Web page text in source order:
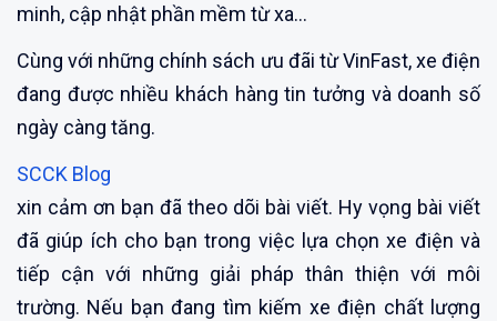
minh, cập nhật phần mềm từ xa…
Cùng với những chính sách ưu đãi từ VinFast, xe điện
đang được nhiều khách hàng tin tưởng và doanh số
ngày càng tăng.
SCCK Blog
xin cảm ơn bạn đã theo dõi bài viết. Hy vọng bài viết
đã giúp ích cho bạn trong việc lựa chọn xe điện và
tiếp cận với những giải pháp thân thiện với môi
trường. Nếu bạn đang tìm kiếm xe điện chất lượng